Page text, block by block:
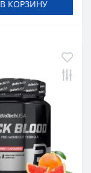
В КОРЗИНУ